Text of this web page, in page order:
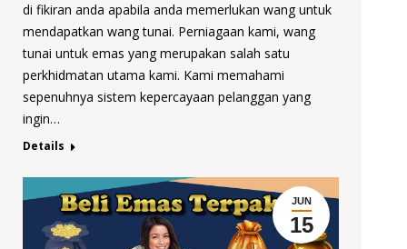
di fikiran anda apabila anda memerlukan wang untuk
mendapatkan wang tunai. Perniagaan kami, wang
tunai untuk emas yang merupakan salah satu
perkhidmatan utama kami. Kami memahami
sepenuhnya sistem kepercayaan pelanggan yang
ingin…
Details
JUN
15